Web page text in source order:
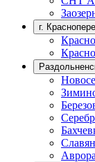
г.
Аврора